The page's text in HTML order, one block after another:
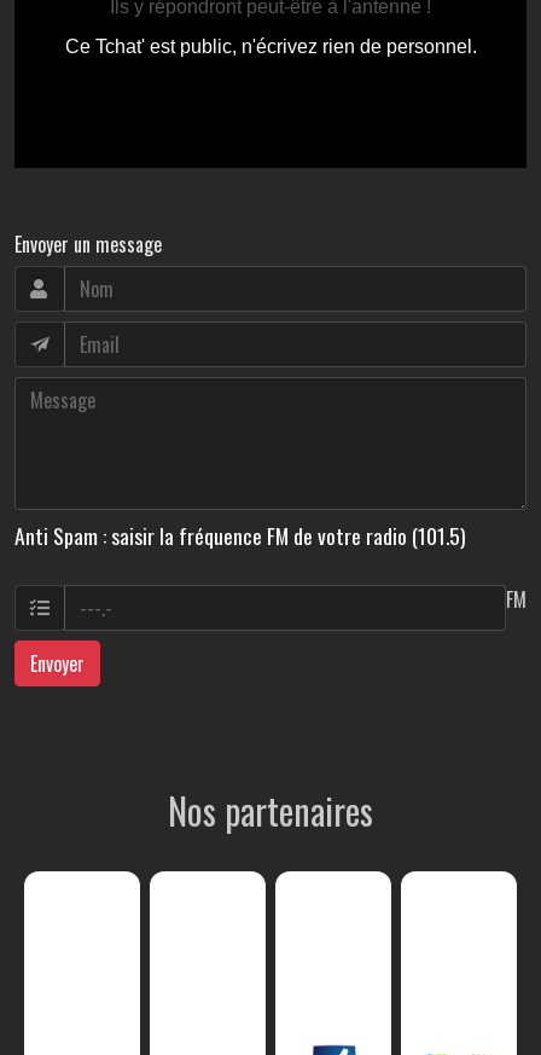
Envoyer un message
Anti Spam : saisir la fréquence FM de votre radio (101.5)
FM
Envoyer
Nos partenaires